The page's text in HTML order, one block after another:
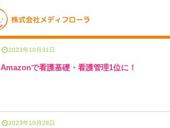
2023年10月31日
Amazonで看護基礎・看護管理1位に！
2023年10月28日